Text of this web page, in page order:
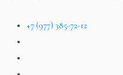
+7 (977) 385-72-12